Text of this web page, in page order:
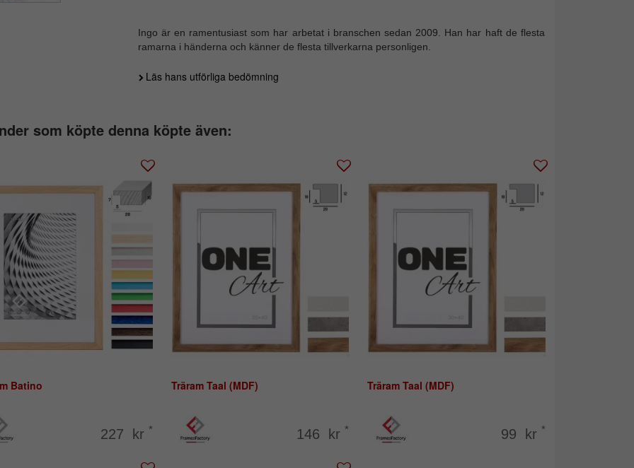
Ingo är en ramentusiast som har arbetat i branschen sedan 2009. Han har haft de flesta
ramarna i händerna och känner de flesta tillverkarna personligen.
Läs hans utförliga bedömning
som köpte denna köpte även:
Batino
227 kr *
Träram Taal (MDF)
146 kr *
Träram Taal (MDF)
99 kr *